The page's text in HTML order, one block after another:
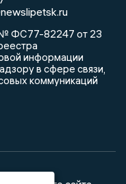
№ ФС77-82247 от 23
информации
в сфере связи,
коммуникаций